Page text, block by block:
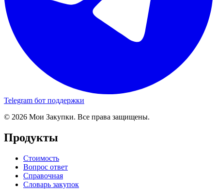
Telegram бот поддержки
© 2026 Мои Закупки. Все права защищены.
Продукты
Стоимость
Вопрос ответ
Справочная
Словарь закупок